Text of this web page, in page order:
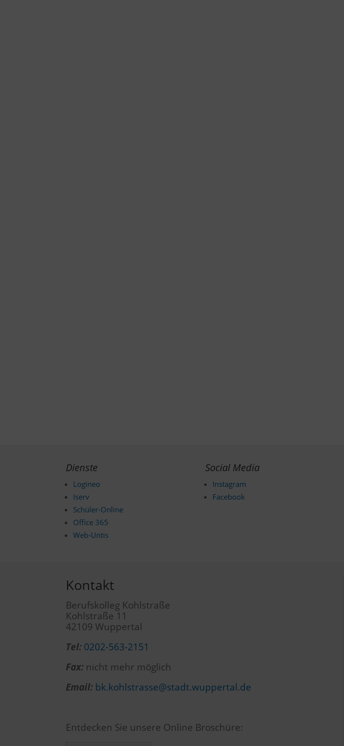
Dienste
Logineo
Iserv
Schüler-Online
Office 365
Web-Untis
Social Media
Instagram
Facebook
Kontakt
Berufskolleg Kohlstraße
Kohlstraße 11
42109 Wuppertal
Tel: 0202-563-2151
Fax: nicht mehr möglich
Email: bk.kohlstrasse@stadt.wuppertal.de
Entdecken Sie unsere Online Broschüre: